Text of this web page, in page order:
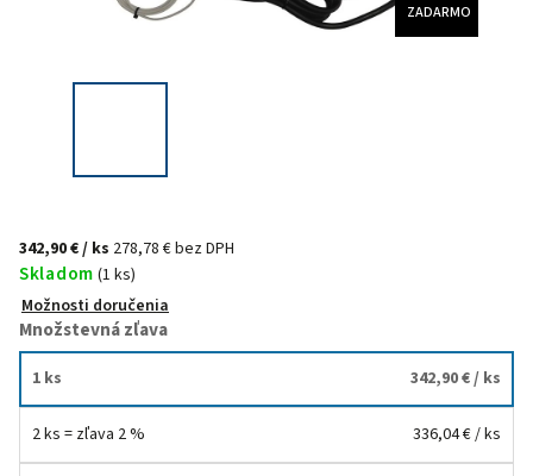
ZADARMO
342,90 €/ ks 278,78 € bez DPH
Skladom (1 ks)
Možnosti doručenia
Množstevná zľava
1 ks 342,90 €/ ks
2 ks = zľava 2 % 336,04 €/ ks